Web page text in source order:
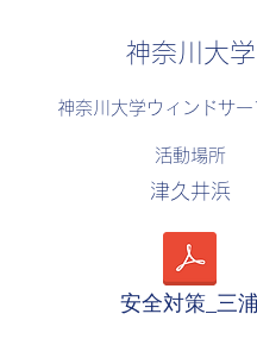
神奈川大学
神奈川大学ウィンドサ
活動場所
津久井浜
安全対策_三浦